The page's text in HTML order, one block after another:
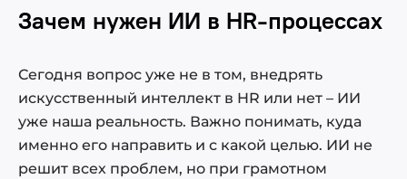
Для каких задач можно использовать в HR
Как интегрировать искусственный
интеллект в HR-процессы
Главный вывод
Зачем нужен ИИ в HR-процессах
Сегодня вопрос уже не в том, внедрять
искусственный интеллект в HR или нет – ИИ
уже наша реальность. Важно понимать, куда
именно его направить и с какой целью. ИИ не
решит всех проблем, но при грамотном